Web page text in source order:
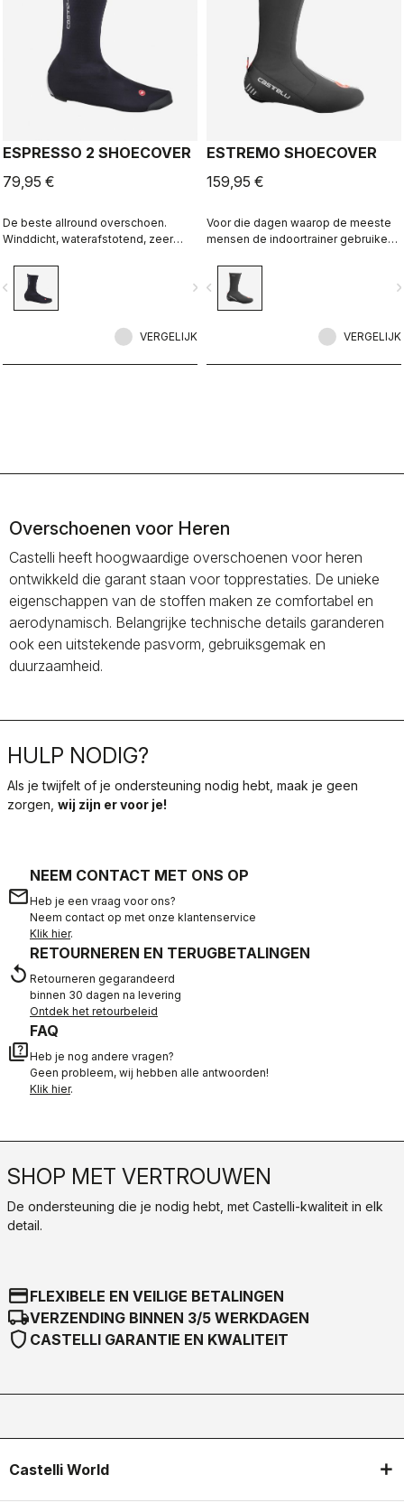
ESPRESSO 2 SHOECOVER
79,95 €
De beste allround overschoen.
Winddicht, waterafstotend, zeer
en uit te trekken. Voor racefiets en
gravel.
navigate_next
VERGELIJK
ESTREMO SHOECOVER
159,95 €
Voor die dagen waarop de meeste
mensen de indoortrainer gebruiken.
GORE-TEX INFINIUM™
WINDSTOPPER® buitenlaag
gecombineerd met een volledige
binnenlaag om onze warmste
navigate_before
VERGELIJK
Overschoenen voor Heren
Castelli heeft hoogwaardige overschoenen voor heren
ontwikkeld die garant staan voor topprestaties. De unieke
eigenschappen van de stoffen maken ze comfortabel en
aerodynamisch. Belangrijke technische details garanderen
ook een uitstekende pasvorm, gebruiksgemak en
duurzaamheid.
HULP NODIG?
Als je twijfelt of je ondersteuning nodig hebt, maak je geen
zorgen, wij zijn er voor je!
email
NEEM CONTACT MET ONS OP
Heb je een vraag voor ons?
Neem contact op met onze klantenservice
Klik hier.
replay
RETOURNEREN EN TERUGBETALINGEN
Retourneren gegarandeerd
binnen 30 dagen na levering
Ontdek het retourbeleid
quiz
FAQ
Heb je nog andere vragen?
Geen probleem, wij hebben alle antwoorden!
Klik hier.
SHOP MET VERTROUWEN
De ondersteuning die je nodig hebt, met Castelli-kwaliteit in elk
detail.
credit_cardFLEXIBELE EN VEILIGE BETALINGEN
local_shippingVERZENDING BINNEN 3/5 WERKDAGEN
shield CASTELLI GARANTIE EN KWALITEIT
Castelli World